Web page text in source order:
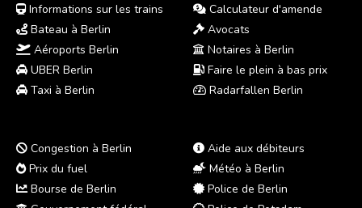
Informations sur les trains
Bateau à Berlin
Aéroports Berlin
UBER Berlin
Taxi à Berlin
Calculateur d'amende
Avocats
Notaires à Berlin
Faire le plein à bas prix
Radarfallen Berlin
Congestion à Berlin
Prix du fuel
Bourse de Berlin
Aide aux débiteurs
Météo à Berlin
Police de Berlin